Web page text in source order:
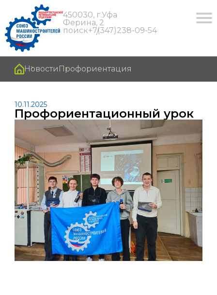
450030, г.Уфа
Ферина, 2
поиск+7(347)238-09-54
Новости Профориентация
10.11.2025
Профориентационный урок